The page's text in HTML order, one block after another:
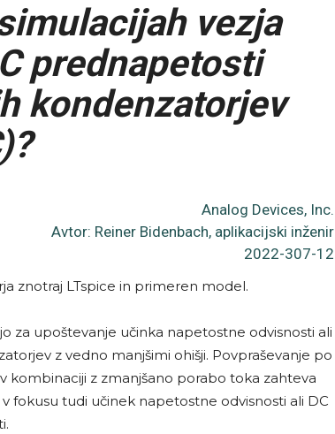
vezja
prednapetosti
kondenzatorjev
Analog Devices, Inc.
Avtor: Reiner Bidenbach, aplikacijski inženir
2022-307-12
znotraj LTspice in primeren model.
za upoštevanje učinka napetostne odvisnosti ali
z vedno manjšimi ohišji. Povpraševanje po
kombinaciji z zmanjšano porabo toka zahteva
fokusu tudi učinek napetostne odvisnosti ali DC